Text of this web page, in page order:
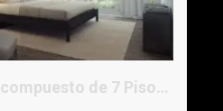
Edificio Boutique compuesto de 7 Pisos, 15 Unidades